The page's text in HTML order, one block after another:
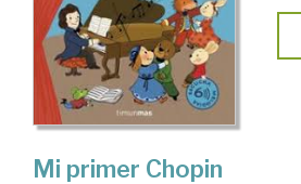
Mi primer Chopin